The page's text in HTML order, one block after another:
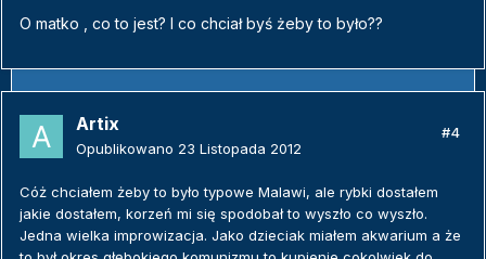
O matko , co to jest? I co chciał byś żeby to było??
Artix
Opublikowano 23 Listopada 2012
#4
Cóż chciałem żeby to było typowe Malawi, ale rybki dostałem
jakie dostałem, korzeń mi się spodobał to wyszło co wyszło.
Jedna wielka improwizacja. Jako dzieciak miałem akwarium a że